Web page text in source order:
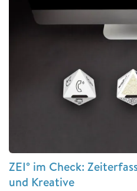
ZEI° im Check:
und Kreative